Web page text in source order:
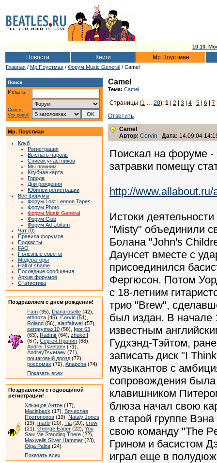
10.10.
Новости Книги Мр.Поустман
Главная / Мр.Поустман / Форум Music General / Camel
Поиск
Искать:
Советы
Vox populi
Мр. Поустман
Клуб
Регистрация
Выслать пароль
Список участников
Мы помним
Клубная карта
Города
Дни рождения
Юбилеи регистрации
Все форумы
Форум Lost Lennon Tapes
Форум Photo
Форум Music General
Форум Club
Форум Ad Libitum
Чат (0)
Правила форумов
Подкасты
FAQ
Полезные советы
Модераторы
Hall of shame
Последние сообщения
Архив форумов
Статистика
Поздравляем с днем рождения!
Fam (35), Dianaroselle (42),
ethnoza (45), Corvin (51),
Roland (56), alanfairwell (57),
sergeymax10 (58), Igor 63
(63), Radmir (64), zhukoff
(67), Сергей Пронин (68),
Andrei Tsvetaev (71),
AndreyTsvetaev (71),
пошаговый дрозд (72),
россомах (72), Anapcha (74)
Показать всех
Поздравляем с годовщиной
регистрации!
Хлынцов Антон (17),
Macisback (17), Вячеслав
Протопопов (19), Nataly Jones
(19), marbl (20), Tia (20), crow
(21), George Eager (22), You
Saw Me Standing There (22),
Maxwells Silver Hammer (23),
Olga Palna (24)
Показать всех
Camel
Тема: Camel
Страницы (1 … 20): 1 2 3 4 5 6 7
Ответить
Camel
Автор: Corvin Дата: 14.09.04
Поискал на форуме -
затравки помещу
http://www.allabout.ru/
Истоки
"Misty" объединили
Болана "John's
Даунсет вместе с
присоединился
Фергюсон. Потом
с 18-летним
трио "Brew",
был издан. В начале
известным
Гудхэнд-Тэйтом,
записать диск "I
музыкантов с
сопровождения
клавишником
блюза начал свою
в старой группе
свою команду "The
Грином и басистом
играл еще в